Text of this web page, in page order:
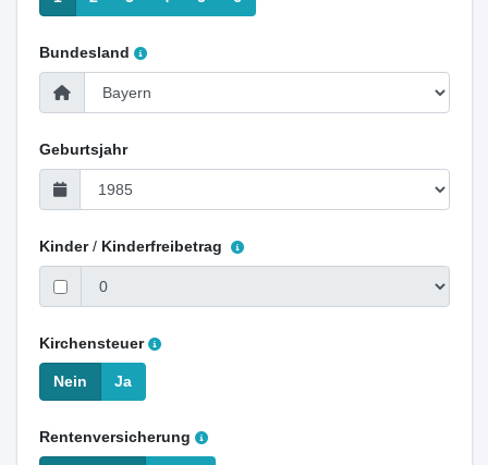
Bundesland
Geburtsjahr
Kinder/ Kinderfreibetrag
Kirchensteuer
Nein Ja
Rentenversicherung